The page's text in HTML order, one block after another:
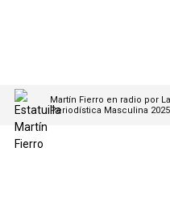
Martín Fierro en radio por
Periodística Masculina 2025